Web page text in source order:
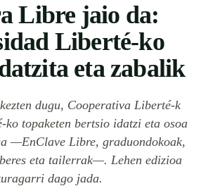
Libre jaio da:
Liberté-ko
eta zabalik
dugu, Cooperativa Liberté-k
topaketen bertsio idatzi eta osoa
—EnClave Libre, graduondokoak,
eta tailerrak—. Lehen edizioa
dago jada.